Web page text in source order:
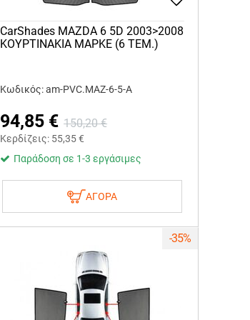
CarShades MAZDA 6 5D 2003>2008
ΚΟΥΡΤΙΝΑΚΙΑ ΜΑΡΚΕ (6 ΤΕΜ.)
Κωδικός: am-PVC.MAZ-6-5-A
94,85 € 150,20 €
Κερδίζεις: 55,35€
Παράδοση σε 1-3 εργάσιμες
ΑΓΟΡΑ
-35%